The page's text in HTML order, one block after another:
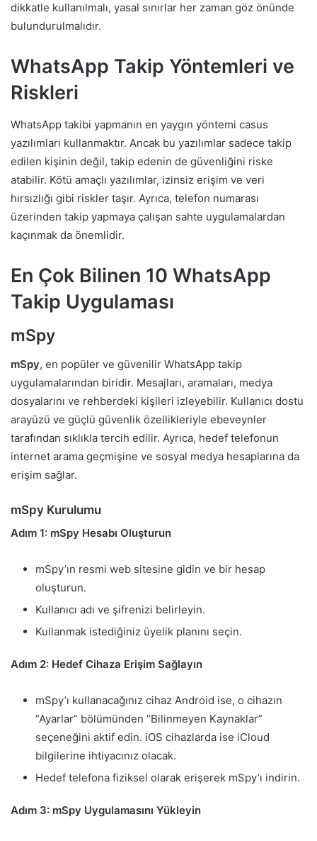
dikkatle kullanılmalı, yasal sınırlar her zaman göz önünde
bulundurulmalıdır.
WhatsApp Takip Yöntemleri ve
Riskleri
WhatsApp takibi yapmanın en yaygın yöntemi casus
yazılımları kullanmaktır. Ancak bu yazılımlar sadece takip
edilen kişinin değil, takip edenin de güvenliğini riske
atabilir. Kötü amaçlı yazılımlar, izinsiz erişim ve veri
hırsızlığı gibi riskler taşır. Ayrıca, telefon numarası
üzerinden takip yapmaya çalışan sahte uygulamalardan
kaçınmak da önemlidir.
En Çok Bilinen 10 WhatsApp
Takip Uygulaması
mSpy
mSpy, en popüler ve güvenilir WhatsApp takip
uygulamalarından biridir. Mesajları, aramaları, medya
dosyalarını ve rehberdeki kişileri izleyebilir. Kullanıcı dostu
arayüzü ve güçlü güvenlik özellikleriyle ebeveynler
tarafından sıklıkla tercih edilir. Ayrıca, hedef telefonun
internet arama geçmişine ve sosyal medya hesaplarına da
erişim sağlar.
mSpy Kurulumu
Adım 1: mSpy Hesabı Oluşturun
mSpy’ın resmi web sitesine gidin ve bir hesap
oluşturun.
Kullanıcı adı ve şifrenizi belirleyin.
Kullanmak istediğiniz üyelik planını seçin.
Adım 2: Hedef Cihaza Erişim Sağlayın
mSpy’ı kullanacağınız cihaz Android ise, o cihazın
“Ayarlar” bölümünden “Bilinmeyen Kaynaklar”
seçeneğini aktif edin. iOS cihazlarda ise iCloud
bilgilerine ihtiyacınız olacak.
Hedef telefona fiziksel olarak erişerek mSpy’ı indirin.
Adım 3: mSpy Uygulamasını Yükleyin